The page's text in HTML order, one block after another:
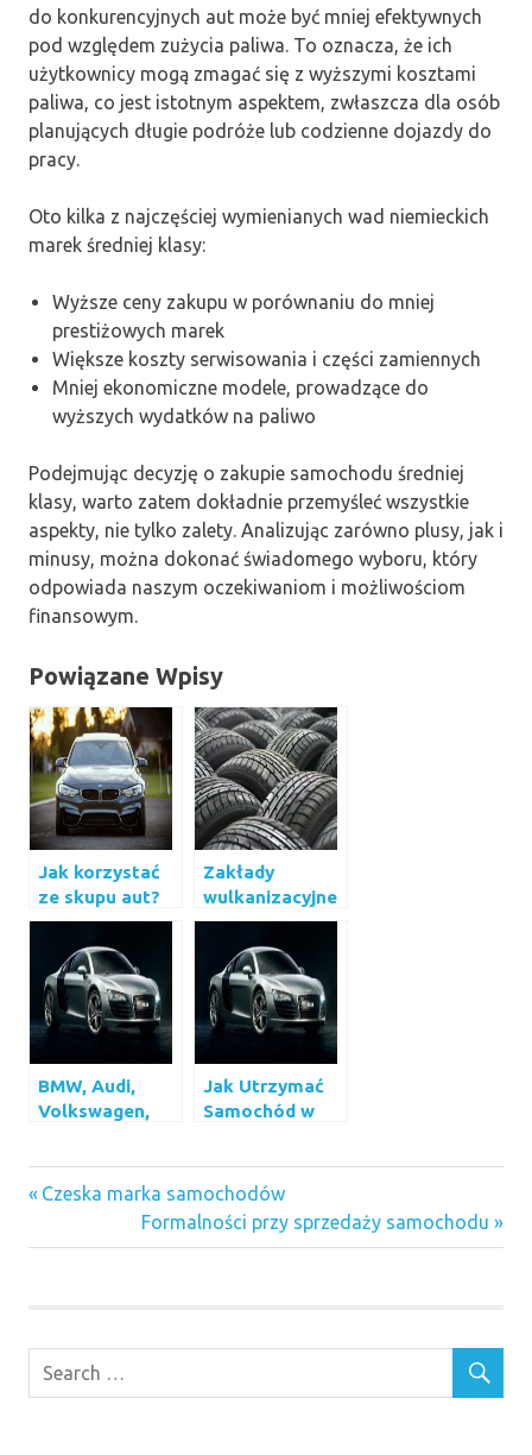
do konkurencyjnych aut może być mniej efektywnych
pod względem zużycia paliwa. To oznacza, że ich
użytkownicy mogą zmagać się z wyższymi kosztami
paliwa, co jest istotnym aspektem, zwłaszcza dla osób
planujących długie podróże lub codzienne dojazdy do
pracy.
Oto kilka z najczęściej wymienianych wad niemieckich
marek średniej klasy:
Wyższe ceny zakupu w porównaniu do mniej
prestiżowych marek
Większe koszty serwisowania i części zamiennych
Mniej ekonomiczne modele, prowadzące do
wyższych wydatków na paliwo
Podejmując decyzję o zakupie samochodu średniej
klasy, warto zatem dokładnie przemyśleć wszystkie
aspekty, nie tylko zalety. Analizując zarówno plusy, jak i
minusy, można dokonać świadomego wyboru, który
odpowiada naszym oczekiwaniom i możliwościom
finansowym.
Powiązane Wpisy
Jak korzystać
ze skupu aut?
Zakłady
wulkanizacyjne
BMW, Audi,
Volkswagen,
popularne
samochodów i
Jak Utrzymać
Samochód w
Przewodnik
Nawigacja
wpisu
Previous
Czeska marka samochodów
Next
Post:
Formalności przy sprzedaży samochodu